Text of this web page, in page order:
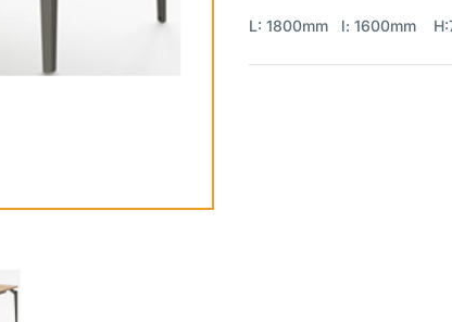
L: 1800mm l: 1600mm